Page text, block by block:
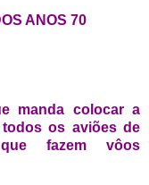
ANOS 70
manda colocar a
todos os aviões de
fazem vôos